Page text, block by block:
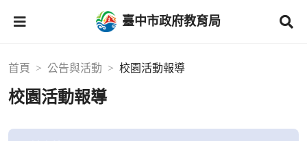
臺中市政府教育局
首頁 公告與活動 校園活動報導
校園活動報導